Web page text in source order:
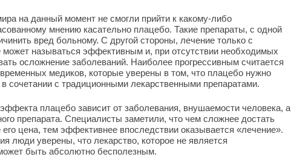
на данный момент не смогли прийти к какому-либо
мнению касательно плацебо. Такие препараты, с одной
вред больному. С другой стороны, лечение только с
называться эффективным и, при отсутствии необходимых
осложнение заболеваний. Наиболее прогрессивным считается
медиков, которые уверены в том, что плацебо нужно
в сочетании с традиционными лекарственными препаратами.
плацебо зависит от заболевания, внушаемости человека, а
препарата. Специалисты заметили, что чем сложнее достать
цена, тем эффективнее впоследствии оказывается «лечение».
люди уверены, что лекарство, которое не является
быть абсолютно бесполезным.